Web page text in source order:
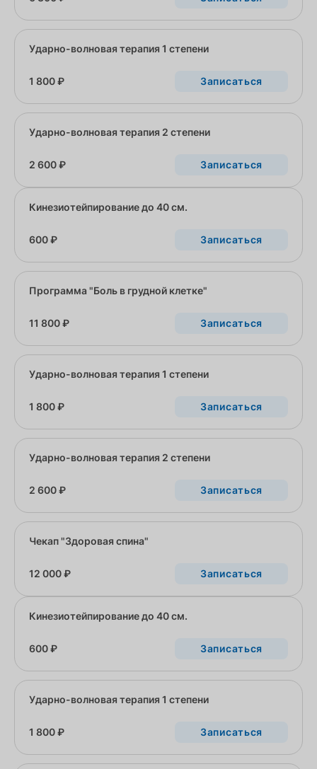
Ударно-волновая терапия 1 степени
1 800 ₽ Записаться
Ударно-волновая терапия 2 степени
2 600 ₽ Записаться
Кинезиотейпирование до 40 см.
600 ₽ Записаться
Программа "Боль в грудной клетке"
11 800 ₽ Записаться
Ударно-волновая терапия 1 степени
1 800 ₽ Записаться
Ударно-волновая терапия 2 степени
2 600 ₽ Записаться
Чекап "Здоровая спина"
12 000 ₽ Записаться
Кинезиотейпирование до 40 см.
600 ₽ Записаться
Ударно-волновая терапия 1 степени
1 800 ₽ Записаться